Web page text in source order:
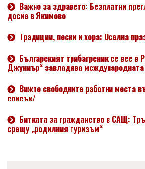
Важно за здравето: Безплатни
досие в Якимово
Традиции, песни и хора: Оселна
Българският трибагреник се вее
Джуниър“ завладява международната
Вижте свободните работни места
списък/
Битката за гражданство в САЩ:
срещу „родилния туризъм“